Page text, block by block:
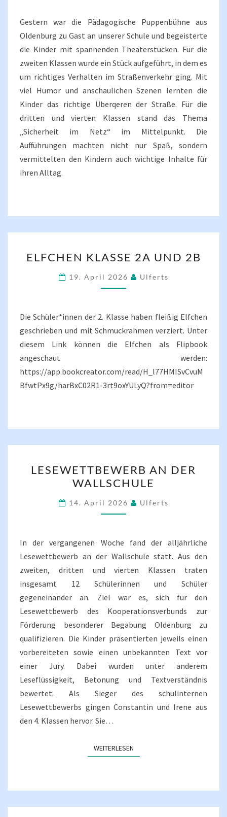
Gestern war die Pädagogische Puppenbühne aus
Oldenburg zu Gast an unserer Schule und begeisterte
die Kinder mit spannenden Theaterstücken. Für die
zweiten Klassen wurde ein Stück aufgeführt, in dem es
um richtiges Verhalten im Straßenverkehr ging. Mit
viel Humor und anschaulichen Szenen lernten die
Kinder das richtige Überqeren der Straße. Für die
dritten und vierten Klassen stand das Thema
„Sicherheit im Netz“ im Mittelpunkt. Die
Aufführungen machten nicht nur Spaß, sondern
vermittelten den Kindern auch wichtige Inhalte für
ihren Alltag.
KLASSE
2A
UND
ELFCHEN KLASSE 2A UND 2B
19. April 2026 Ulferts
Die Schüler*innen der 2. Klasse haben fleißig Elfchen
geschrieben und mit Schmuckrahmen verziert. Unter
diesem Link können die Elfchen als Flipbook
angeschaut werden:
https://app.bookcreator.com/read/H_l77HMISvCvuM
BfwtPx9g/harBxC02R1-3rt9oxYULyQ?from=editor
AN
DER
WALLSCHULE
LESEWETTBEWERB AN DER
WALLSCHULE
14. April 2026 Ulferts
In der vergangenen Woche fand der alljährliche
Lesewettbewerb an der Wallschule statt. Aus den
zweiten, dritten und vierten Klassen traten
insgesamt 12 Schülerinnen und Schüler
gegeneinander an. Ziel war es, sich für den
Lesewettbewerb des Kooperationsverbunds zur
Förderung besonderer Begabung Oldenburg zu
qualifizieren. Die Kinder präsentierten jeweils einen
vorbereiteten sowie einen unbekannten Text vor
einer Jury. Dabei wurden unter anderem
Leseflüssigkeit, Betonung und Textverständnis
bewertet. Als Sieger des schulinternen
Lesewettbewerbs gingen Constantin und Irene aus
den 4. Klassen hervor. Sie…
WEITERLESENWEITERLESEN